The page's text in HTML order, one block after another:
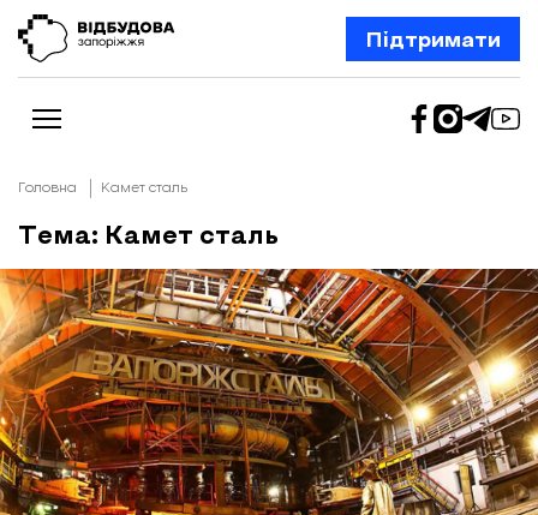
Підтримати
Новини
Відбудова Запоріжжя
Ексклюзив
Бізнес
Шлях додому
Відбудова. Життя
Колонки
Про нас
Редакційна політика
Головна Камет сталь
Тема: Камет сталь